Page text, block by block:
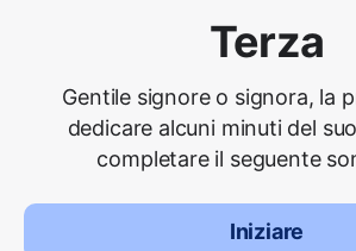
Terza
Gentile signore o signora, la
dedicare alcuni minuti del
completare il seguente
Iniziare